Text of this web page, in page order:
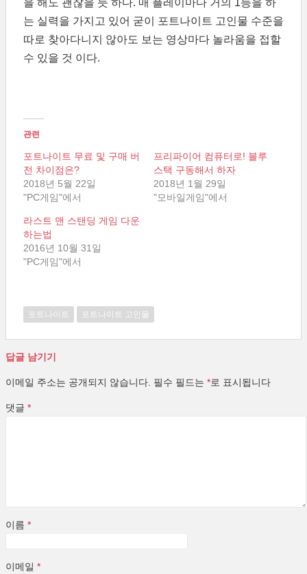
을 해도 괜찮을 듯 하다. 매 플레이마다 거의 1등을 하
는 실력을 가지고 있어 굳이 포트나이트 고인물 수준을
따로 찾아다니지 않아도 보는 영상마다 놀라움을 접할
수 있을 것 이다.
관련
포트나이트 무료 및 구매 버
전 차이점은?
2018년 5월 22일
"PC게임"에서
프리파이어 컴퓨터로! 블루
스택 구동해서 하자
2018년 1월 29일
"모바일게임"에서
라스트 맨 스탠딩 게임 다운
하는법
2016년 10월 31일
"PC게임"에서
포트나이트 포트나이트 고인물
답글 남기기
이메일 주소는 공개되지 않습니다. 필수 필드는 *로 표시됩니다
댓글 *
이름 *
이메일 *